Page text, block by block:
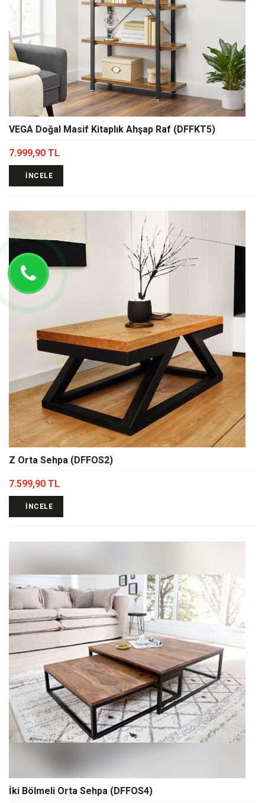
VEGA Doğal Masif Kitaplık Ahşap Raf (DFFKT5)
7.999,90 TL
İNCELE
Z Orta Sehpa (DFFOS2)
7.599,90 TL
İNCELE
İki Bölmeli Orta Sehpa (DFFOS4)